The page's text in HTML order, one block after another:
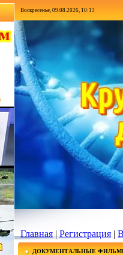
Воскресенье, 09.08.2026, 10:13
Главная|Регистрация |
ДОКУМЕНТАЛЬНЫЕ